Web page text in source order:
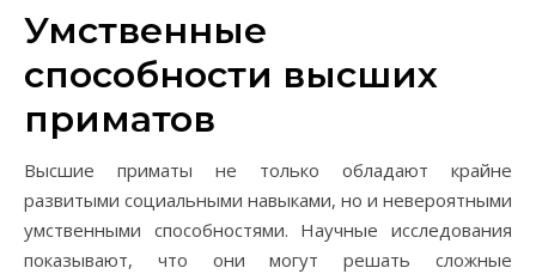
Умственные
способности высших
приматов
Высшие приматы не только обладают крайне
развитыми социальными навыками, но и невероятными
умственными способностями. Научные исследования
показывают, что они могут решать сложные